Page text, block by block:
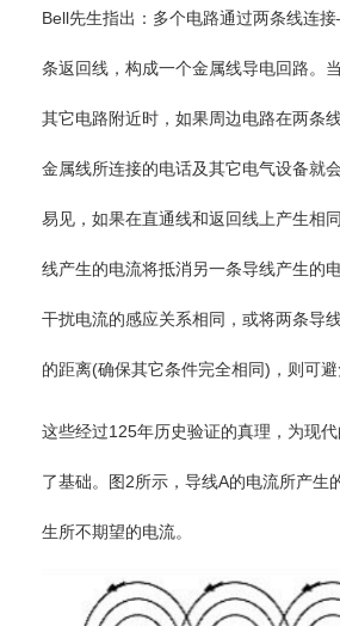
Bell先生指出：多个电路通过两条线连
条返回线，构成一个金属线导电回路。
其它电路附近时，如果周边电路在两条
金属线所连接的电话及其它电气设备就
易见，如果在直通线和返回线上产生相
线产生的电流将抵消另一条导线产生的
干扰电流的感应关系相同，或将两条导
的距离(确保其它条件完全相同)，则可避
这些经过125年历史验证的真理，为现
了基础。图2所示，导线A的电流所产生
生所不期望的电流。